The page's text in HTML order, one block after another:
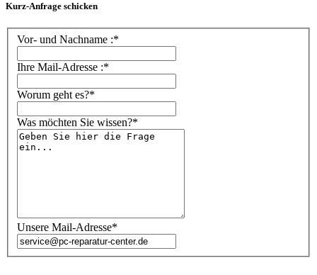
Kurz-Anfrage schicken
Vor- und Nachname :*
Ihre Mail-Adresse :*
Worum geht es?*
Was möchten Sie wissen?*
Unsere Mail-Adresse*